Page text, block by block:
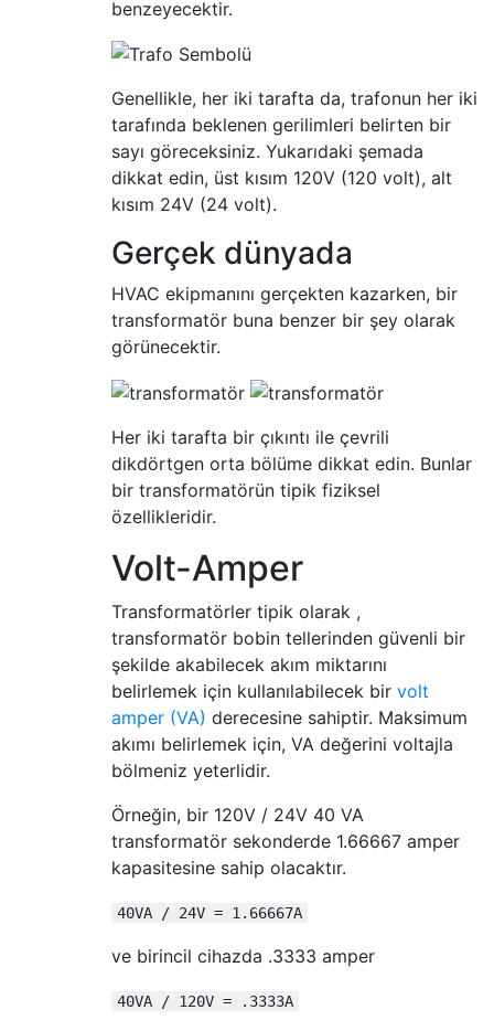
benzeyecektir.
Genellikle, her iki tarafta da, trafonun her iki
tarafında beklenen gerilimleri belirten bir
sayı göreceksiniz. Yukarıdaki şemada
dikkat edin, üst kısım 120V (120 volt), alt
kısım 24V (24 volt).
Gerçek dünyada
HVAC ekipmanını gerçekten kazarken, bir
transformatör buna benzer bir şey olarak
görünecektir.
Her iki tarafta bir çıkıntı ile çevrili
dikdörtgen orta bölüme dikkat edin. Bunlar
bir transformatörün tipik fiziksel
özellikleridir.
Volt-Amper
Transformatörler tipik olarak ,
transformatör bobin tellerinden güvenli bir
şekilde akabilecek akım miktarını
belirlemek için kullanılabilecek bir volt
amper (VA) derecesine sahiptir. Maksimum
akımı belirlemek için, VA değerini voltajla
bölmeniz yeterlidir.
Örneğin, bir 120V / 24V 40 VA
transformatör sekonderde 1.66667 amper
kapasitesine sahip olacaktır.
40VA / 24V = 1.66667A
ve birincil cihazda .3333 amper
40VA / 120V = .3333A